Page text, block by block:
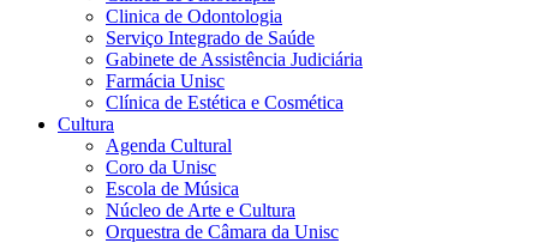
Clinica de Odontologia
Serviço Integrado de Saúde
Gabinete de Assistência Judiciária
Farmácia Unisc
Clínica de Estética e Cosmética
Cultura
Agenda Cultural
Coro da Unisc
Escola de Música
Núcleo de Arte e Cultura
Orquestra de Câmara da Unisc